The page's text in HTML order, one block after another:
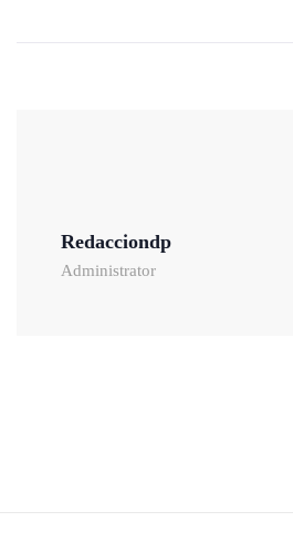
Redacciondp
Administrator